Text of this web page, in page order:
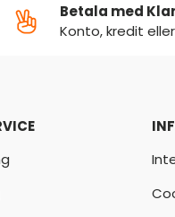
Betala med
Konto, kredit